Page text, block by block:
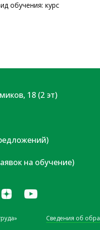
обучения: курс
18 (2 эт)
Сведения об
на обучение)